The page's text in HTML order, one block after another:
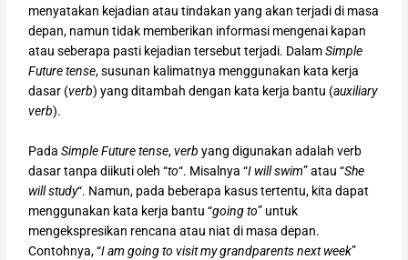
menyatakan kejadian atau tindakan yang akan terjadi di masa
depan, namun tidak memberikan informasi mengenai kapan
atau seberapa pasti kejadian tersebut terjadi. DalamSimple
Future tense, susunan kalimatnya menggunakan kata kerja
dasar (verb) yang ditambah dengan kata kerja bantu (auxiliary
verb).
PadaSimple Future tense,verb yang digunakan adalah verb
dasar tanpa diikuti oleh “to“. Misalnya “I will swim” atau “She
will study“. Namun, pada beberapa kasus tertentu, kita dapat
menggunakan kata kerja bantu “going to” untuk
mengekspresikan rencana atau niat di masa depan.
Contohnya, “I am going to visit my grandparents next week”